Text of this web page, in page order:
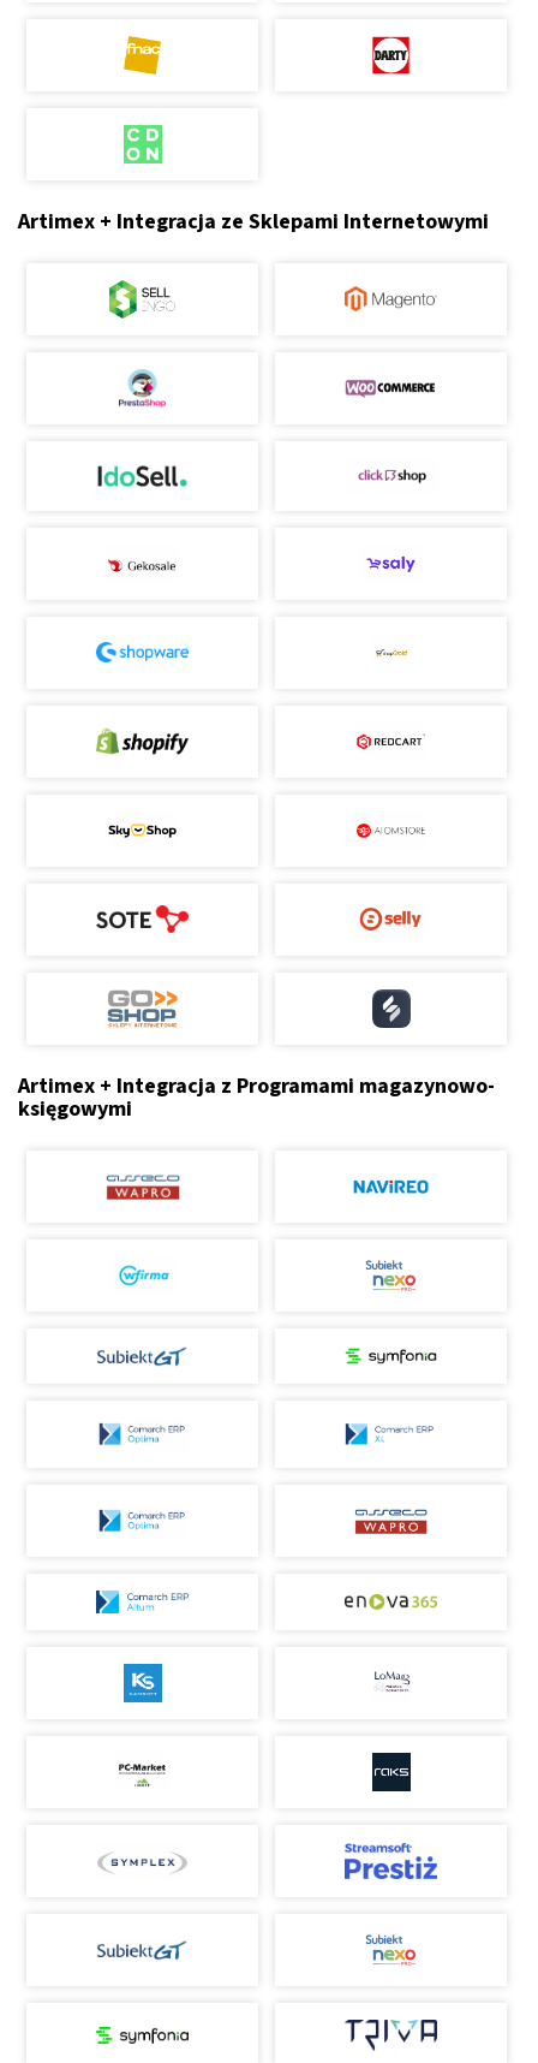
Artimex + Integracja ze Sklepami Internetowymi
Artimex + Integracja z Programami magazynowo-
księgowymi